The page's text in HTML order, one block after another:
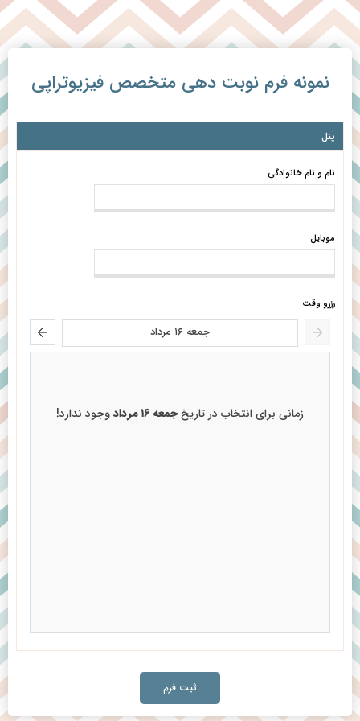
نمونه فرم نوبت دهی متخصص فیزیوتراپی
پنل
نام و نام خانوادگی
موبایل
رزرو وقت
جمعه ۱۶ مرداد
زمانی برای انتخاب در تاریخجمعه ۱۶ مرداد وجود ندارد!
ثبت فرم